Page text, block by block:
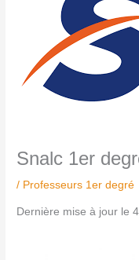
Snalc 1er
/ Professeurs 1er degré
Dernière mise à jour le